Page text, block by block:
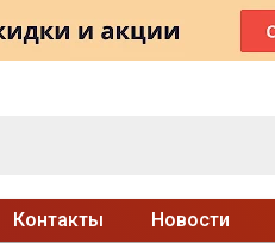
Контакты Новости